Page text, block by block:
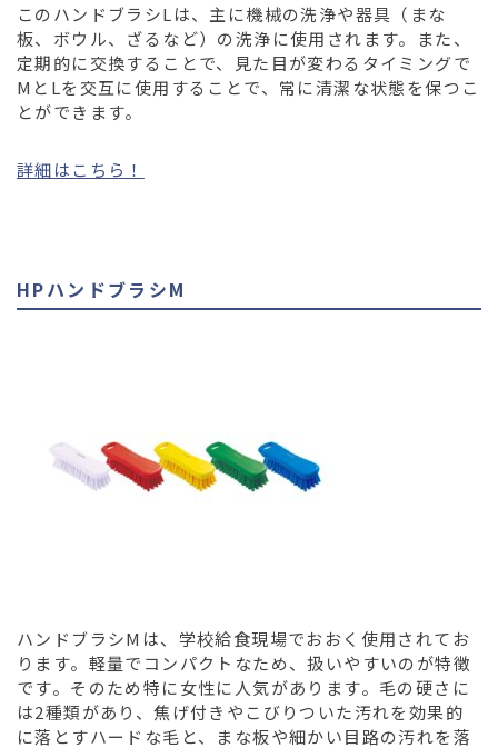
このハンドブラシLは、主に機械の洗浄や器具（まな
板、ボウル、ざるなど）の洗浄に使用されます。また、
定期的に交換することで、見た目が変わるタイミングで
MとLを交互に使用することで、常に清潔な状態を保つこ
とができます。
詳細はこちら！
HPハンドブラシM
ハンドブラシMは、学校給食現場でおおく使用されてお
ります。軽量でコンパクトなため、扱いやすいのが特徴
です。そのため特に女性に人気があります。毛の硬さに
は2種類があり、焦げ付きやこびりついた汚れを効果的
に落とすハードな毛と、まな板や細かい目路の汚れを落